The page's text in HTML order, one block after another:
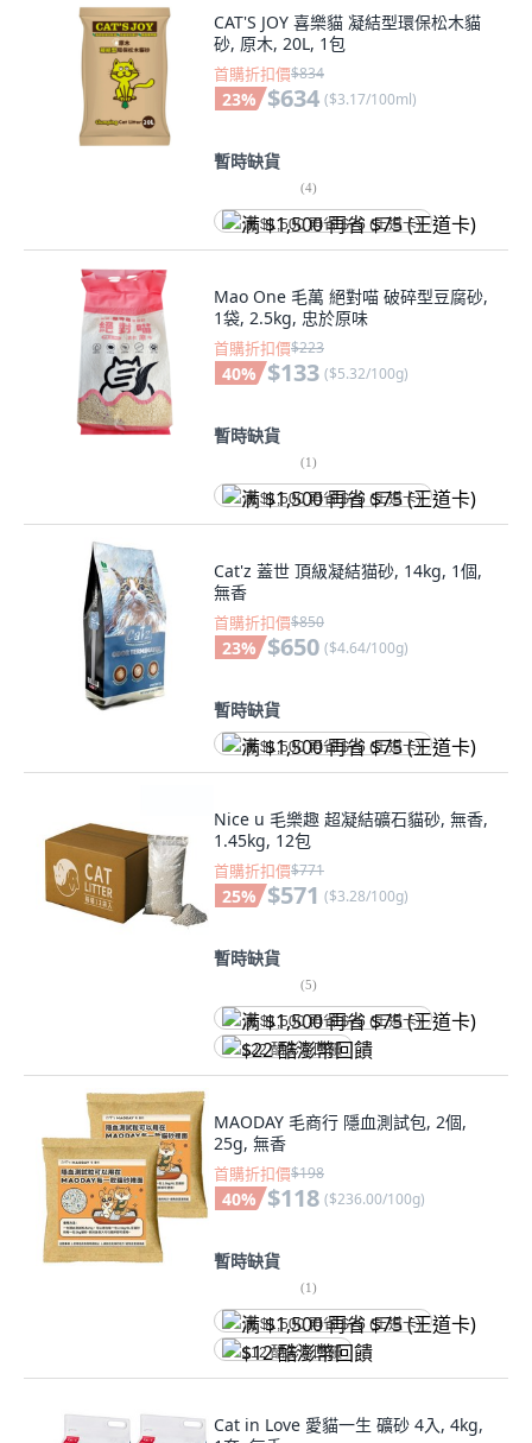
CAT'S JOY 喜樂貓 凝結型環保松木貓
砂, 原木, 20L, 1包
首購折扣價$834
23% $634 ($3.17/100ml)
暫時缺貨
(4)
满 $1,500 再省 $75 (王道卡)
Mao One 毛萬 絕對喵 破碎型豆腐砂,
1袋, 2.5kg, 忠於原味
首購折扣價$223
40% $133 ($5.32/100g)
暫時缺貨
(1)
满 $1,500 再省 $75 (王道卡)
Cat'z 蓋世 頂級凝結猫砂, 14kg, 1個,
無香
首購折扣價$850
23% $650 ($4.64/100g)
暫時缺貨
满 $1,500 再省 $75 (王道卡)
Nice u 毛樂趣 超凝結礦石貓砂, 無香,
1.45kg, 12包
首購折扣價$771
25% $571 ($3.28/100g)
暫時缺貨
(5)
满 $1,500 再省 $75 (王道卡)
$22 酷澎幣回饋
MAODAY 毛商行 隱血測試包, 2個,
25g, 無香
首購折扣價$198
40% $118 ($236.00/100g)
暫時缺貨
(1)
满 $1,500 再省 $75 (王道卡)
$12 酷澎幣回饋
Cat in Love 愛貓一生 礦砂 4入, 4kg,